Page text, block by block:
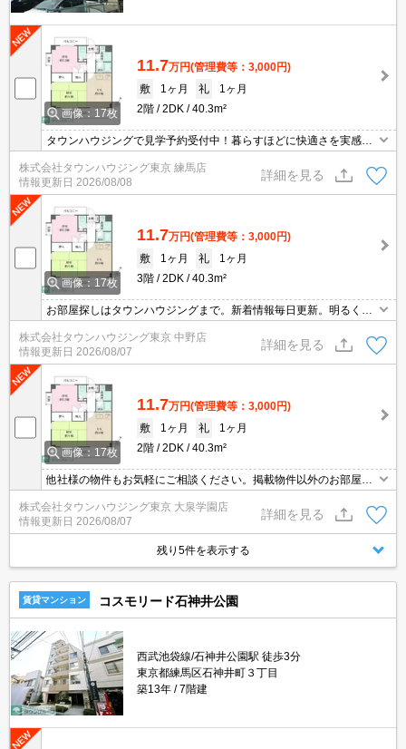
画像：17枚
11.7万円(管理費等：3,000円)
敷
1ヶ月 礼
1ヶ月
2階
2DK 40.3m²
タウンハウジングで見学予約受付中！暮らすほどに快適さを実感で
きる設備仕様！駅前商業施設の多さ！日常の買い物に便利！
株式会社タウンハウジング東京 練馬店
情報更新日 2026/08/08
詳細を見る
画像：17枚
11.7万円(管理費等：3,000円)
敷
1ヶ月 礼
1ヶ月
3階
2DK 40.3m²
お部屋探しはタウンハウジングまで。新着情報毎日更新。明るく元
気なスタッフがお待ちしております。
株式会社タウンハウジング東京 中野店
情報更新日 2026/08/07
詳細を見る
画像：17枚
11.7万円(管理費等：3,000円)
敷
1ヶ月 礼
1ヶ月
2階
2DK 40.3m²
他社様の物件もお気軽にご相談ください。掲載物件以外のお部屋も
ご紹介出来ます。明るく元気なスタッフが丁寧にご対応させていた
だきます。当店ならオンラインで見学・接客可能です！お気軽にお
問い合わせ下さい☆★
株式会社タウンハウジング東京 大泉学園店
情報更新日 2026/08/07
詳細を見る
残り5件を表示する
賃貸マンション コスモリード石神井公園
西武池袋線/石神井公園駅 徒歩3分
東京都練馬区石神井町３丁目
築13年
7階建